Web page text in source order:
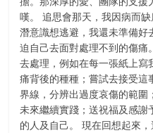
嘆。 追思會那天，我因病而
潛意識想逃避，我還未準備
迫自己去面對處理不到的傷
去處理，例如在每一張紙上
痛背後的種種；嘗試去接受
界線，分辨出過度哀傷的範圍
未來繼續實踐；送祝福及感
的人及自己。 現在回想起來